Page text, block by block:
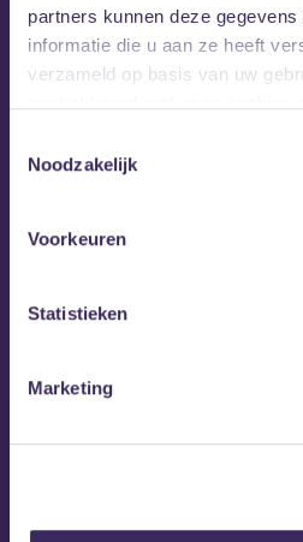
partners kunnen deze
informatie die u aan ze heeft
verzameld op basis van uw
Noodzakelijk
Voorkeuren
Statistieken
Marketing
MEZZ tipt